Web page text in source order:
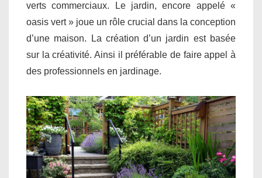
verts commerciaux. Le jardin, encore appelé «
oasis vert » joue un rôle crucial dans la conception
d’une maison. La création d’un jardin est basée
sur la créativité. Ainsi il préférable de faire appel à
des professionnels en jardinage.